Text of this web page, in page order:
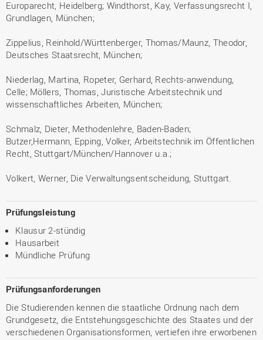
Europarecht, Heidelberg; Windthorst, Kay, Verfassungsrecht I,
Grundlagen, München;
Zippelius, Reinhold/Württenberger, Thomas/Maunz, Theodor,
Deutsches Staatsrecht, München;
Niederlag, Martina, Ropeter, Gerhard, Rechts-anwendung,
Celle; Möllers, Thomas, Juristische Arbeitstechnik und
wissenschaftliches Arbeiten, München;
Schmalz, Dieter, Methodenlehre, Baden-Baden;
Butzer,Hermann, Epping, Volker, Arbeitstechnik im Öffentlichen
Recht, Stuttgart/München/Hannover u.a.;
Volkert, Werner, Die Verwaltungsentscheidung, Stuttgart.
Prüfungsleistung
Klausur 2-stündig
Hausarbeit
Mündliche Prüfung
Prüfungsanforderungen
Die Studierenden kennen die staatliche Ordnung nach dem
Grundgesetz, die Entstehungsgeschichte des Staates und der
verschiedenen Organisationsformen, vertiefen ihre erworbenen